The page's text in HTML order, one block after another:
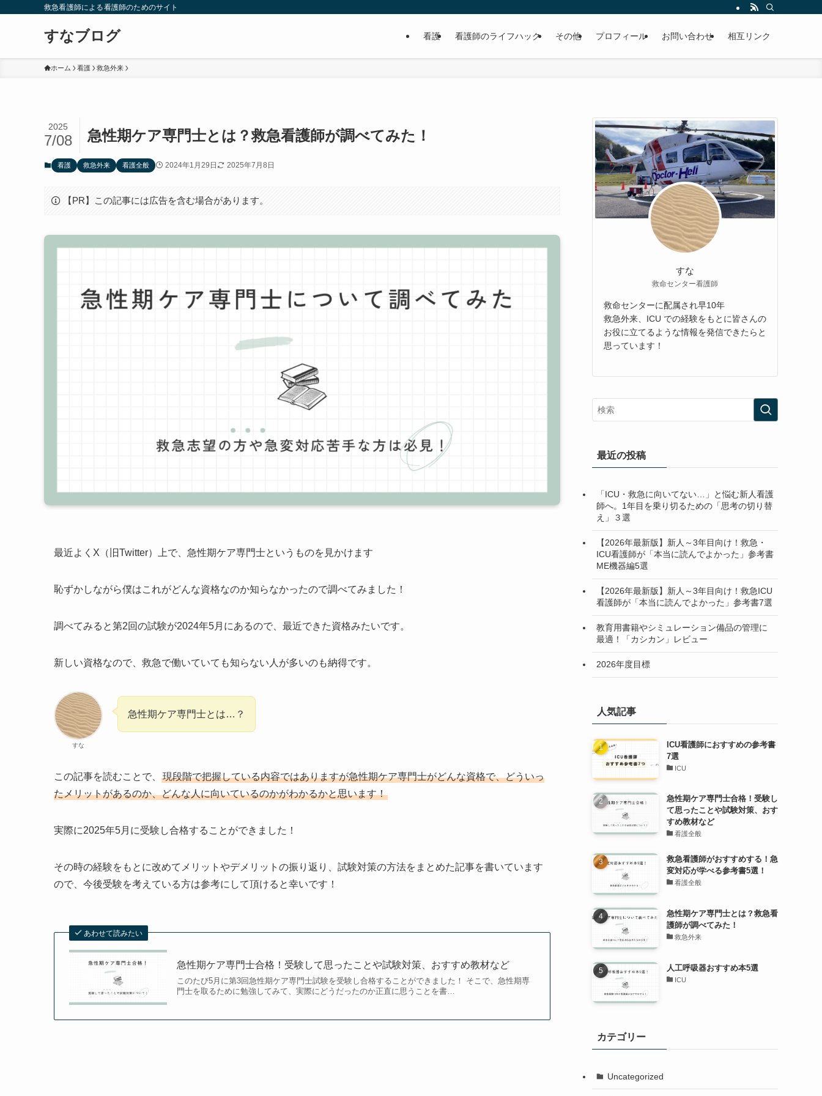
救急看護師による看護師のためのサイト
すなブログ 看護 看護師のライフハック その他 プロフィール お問い合わせ 相互リンク
ホーム 看護 救急外来
急性期ケア専門士とは？救急看護師が調べてみた！
2025
7/08
看護 救急外来 看護全般 2024年1月29日 2025年7月8日
【PR】この記事には広告を含む場合があります。
最近よくX（旧Twitter）上で、急性期ケア専門士というものを見かけます
恥ずかしながら僕はこれがどんな資格なのか知らなかったので調べてみました！
調べてみると第2回の試験が2024年5月にあるので、最近できた資格みたいです。
新しい資格なので、救急で働いていても知らない人が多いのも納得です。
すな
急性期ケア専門士とは…？
この記事を読むことで、
現段階で把握している内容ではありますが急性期ケア専門士がどんな資格で、どういっ
たメリットがあるのか、どんな人に向いているのかがわかるかと思います！
実際に2025年5月に受験し合格することができました！
その時の経験をもとに改めてメリットやデメリットの振り返り、試験対策の方法をまとめた記事を書いています
ので、今後受験を考えている方は参考にして頂けると幸いです！
あわせて読みたい
急性期ケア専門士合格！受験して思ったことや試験対策、おすすめ教材など
このたび5月に第3回急性期ケア専門士試験を受験し合格することができました！ そこで、急性期専
門士を取るために勉強してみて、実際にどうだったのか正直に思うことを書…
すな
救命センター看護師
救命センターに配属され早10年
救急外来、ICU での経験をもとに皆さんの
お役に立てるような情報を発信できたらと
思っています！
最近の投稿
「ICU・救急に向いてない…」と悩む新人看護
師へ。1年目を乗り切るための「思考の切り替
え」３選
【2026年最新版】新人～3年目向け！救急・
ICU看護師が「本当に読んでよかった」参考書
ME機器編5選
【2026年最新版】新人～3年目向け！救急ICU
看護師が「本当に読んでよかった」参考書7選
教育用書籍やシミュレーション備品の管理に
最適！「カシカン」レビュー
2026年度目標
人気記事
ICU看護師におすすめの参考書
7選
ICU
急性期ケア専門士合格！受験し
て思ったことや試験対策、おす
すめ教材など
看護全般
救急看護師がおすすめする！急
変対応が学べる参考書5選！
看護全般
急性期ケア専門士とは？救急看
護師が調べてみた！
救急外来
人工呼吸器おすすめ本5選
ICU
カテゴリー
Uncategorized